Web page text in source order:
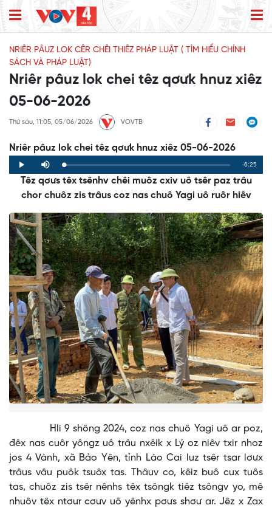
NRIÊR PÂUZ LOK CÊR CHÊI THIÊZ PHÁP LUẬT ( TÌM HIỂU CHÍNH
SÁCH VÀ PHÁP LUẬT)
Nriêr pâuz lok chei têz qơưk hnuz xiêz
05-06-2026
Thứ sáu, 11:05, 05/06/2026 VOVTB
Nriêr pâuz lok chei têz qơưk hnuz xiêz 05-06-2026
Play Mute Loaded:
0%
Progress:
0%
Remaining
Time
-6:25
Têz qơưs têx tsênhv chêi muôz cxiv uô tsêr paz trâu
chor chuôz zis trâus coz nas chuô Yagi uô ruôr hiêv
Hli 9 shông 2024, coz nas chuô Yagi uô ar poz,
đêx nas cuôr yôngz uô trâu nxêik x Lý oz niêv txir nhoz
jos 4 Vành, xã Bảo Yên, tỉnh Lào Cai luz tsêr tsar lơưx
trâus vâu puôk tsuôx tas. Thâuv co, kêiz buô cux tuôs
tas, chuôz zis tsêr nênhs têx tsôngk tiêz tsôngv yo, mê
nhuôv têx ntơưr cơưv uô yênhx pơưs shơư ar. Jêz x Zax